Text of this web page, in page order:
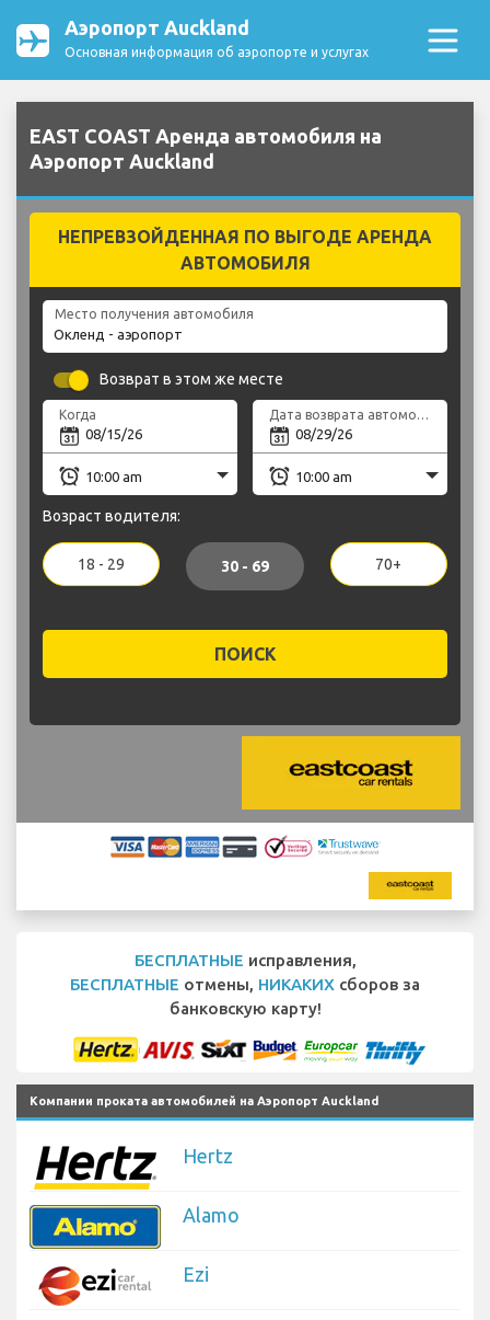
Аэропорт Auckland
Основная информация об аэропорте и услугах
EAST COAST Аренда автомобиля на
Аэропорт Auckland
НЕПРЕВЗОЙДЕННАЯ ПО ВЫГОДЕ АРЕНДА
АВТОМОБИЛЯ
Место получения автомобиля
Возврат в этом же месте
Когда Дата возврата автомобиля
Возраст водителя:
18 - 29 30 - 69 70+
ПОИСК
БЕСПЛАТНЫЕ исправления,
БЕСПЛАТНЫЕ отмены, НИКАКИХ сборов за
банковскую карту!
Компании проката автомобилей на Аэропорт Auckland
Hertz
Alamo
Ezi